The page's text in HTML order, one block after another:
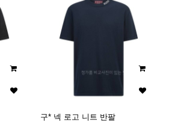
구* 넥 로고 니트 반팔